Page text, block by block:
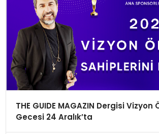
THE GUIDE MAGAZIN Dergisi Vizyon
Gecesi 24 Aralık’ta